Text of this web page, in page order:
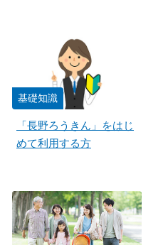
基礎知識
「長野ろうきん」をはじ
めて利用する方